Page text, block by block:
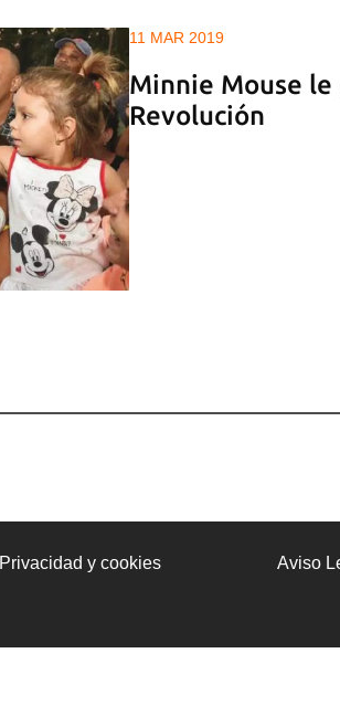
11 MAR 2019
Minnie Mouse
Revolución
Privacidad y cookies Aviso